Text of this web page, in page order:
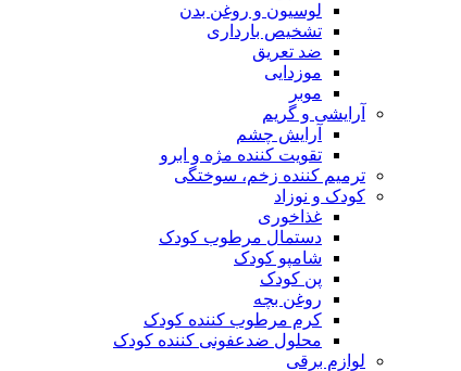
لوسیون و روغن بدن
تشخیص بارداری
ضد تعریق
موزدایی
موبر
آرایشی و گریم
آرایش چشم
تقویت کننده مژه و ابرو
ترمیم کننده زخم، سوختگی
کودک و نوزاد
غذاخوری
دستمال مرطوب کودک
شامپو کودک
پن کودک
روغن بچه
کرم مرطوب کننده کودک
محلول ضدعفونی کننده کودک
لوازم برقی